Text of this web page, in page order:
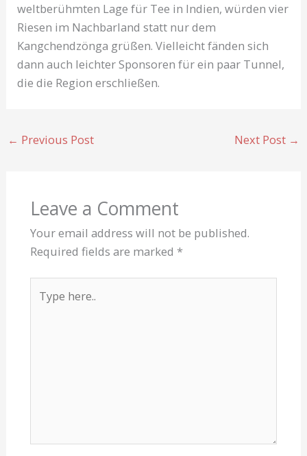
weltberühmten Lage für Tee in Indien, würden vier
Riesen im Nachbarland statt nur dem
Kangchendzönga grüßen. Vielleicht fänden sich
dann auch leichter Sponsoren für ein paar Tunnel,
die die Region erschließen.
← Previous Post Next Post →
Leave a Comment
Your email address will not be published.
Required fields are marked *
here..